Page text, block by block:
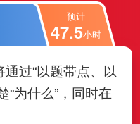
预计
47.5小时
过“以题带点、以
“为什么”，同时在